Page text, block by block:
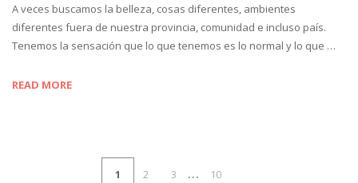
A veces buscamos la belleza, cosas diferentes, ambientes
diferentes fuera de nuestra provincia, comunidad e incluso país.
Tenemos la sensación que lo que tenemos es lo normal y lo que …
READ MORE
1 2 3 … 10